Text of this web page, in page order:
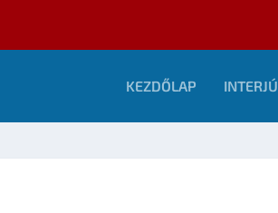
KEZDŐLAP INTERJÚ